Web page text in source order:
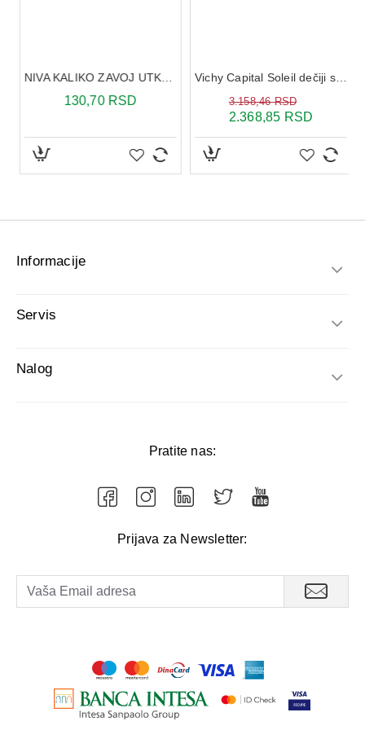
NIVA KALIKO ZAVOJ UTKANI 12X5
130,70 RSD
Vichy Capital Soleil dečiji sprej protiv prilepljivanja peska za kožu SPF 50+
2.368,85 RSD
3.158,46 RSD
Informacije
Servis
Nalog
Pratite nas:
Prijava za Newsletter: